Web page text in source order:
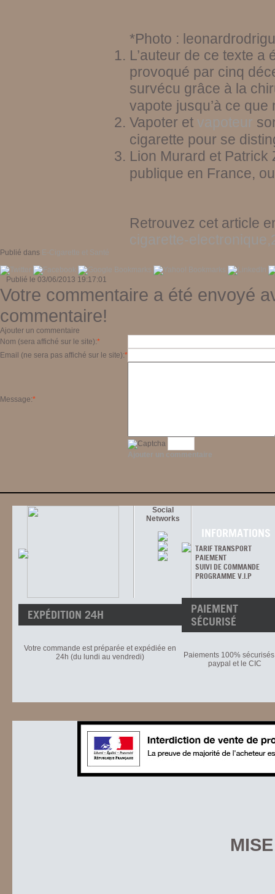
*Photo :
L’auteur de ce texte
provoqué par cinq
survécu grâce à la
vapote jusqu’à ce que
Vapoter et vapoteur
cigarette pour se
Lion Murard et
publique en France,
Retrouvez cet article
cigarette-
Publié dans E-Cigarette et Santé
Publié le 03/06/2013 19:17:01
Votre commentaire a été envoyé
commentaire!
Ajouter un commentaire
Nom (sera affiché sur le site):*
Email (ne sera pas affiché sur le site):*
Message:*
Ajouter un commentaire
Social
Networks
INFORMATIONS
TARIF TRANSPORT
PAIEMENT
SUIVI DE COMMANDE
PROGRAMME V.I.P
EXPÉDITION 24H
Votre commande est préparée et expédiée en
24h (du lundi au vendredi)
PAIEMENT
SÉCURISÉ
Paiements 100%
paypal et le CIC